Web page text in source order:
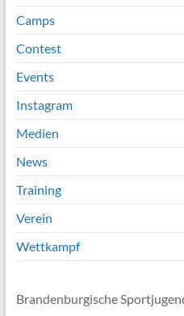
Camps
Contest
Events
Instagram
Medien
News
Training
Verein
Wettkampf
Brandenburgische